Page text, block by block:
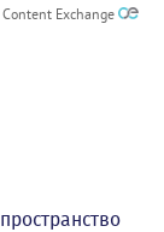
Exchange